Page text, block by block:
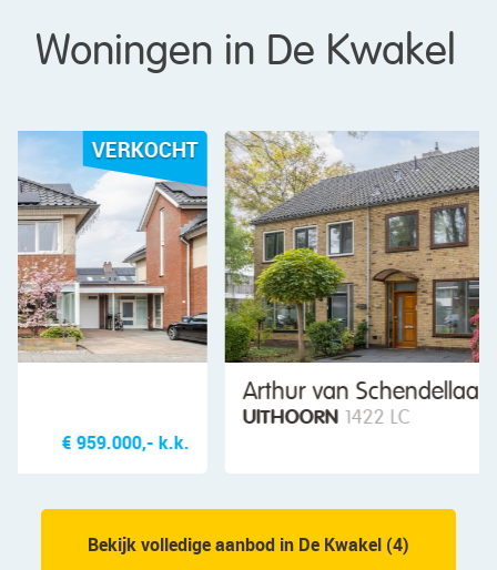
Woningen in De Kwakel
VERKOCHT
Arthur van Schendellaan 32
Bekijk volledige aanbod in De Kwakel (4)